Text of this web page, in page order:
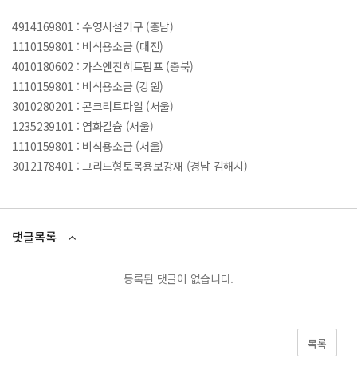
4914169801 : 수영시설기구 (충남)
1110159801 : 비식용소금 (대전)
4010180602 : 가스엔진히트펌프 (충북)
1110159801 : 비식용소금 (강원)
3010280201 : 콘크리트파일 (서울)
1235239101 : 염화칼슘 (서울)
1110159801 : 비식용소금 (서울)
3012178401 : 그리드형토목용보강재 (경남 김해시)
댓글목록
등록된 댓글이 없습니다.
목록